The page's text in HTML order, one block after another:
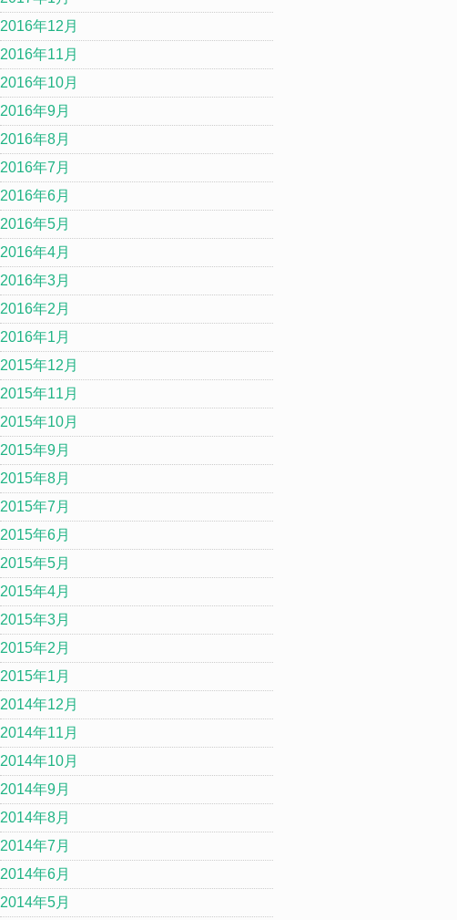
2016年12月
2016年11月
2016年10月
2016年9月
2016年8月
2016年7月
2016年6月
2016年5月
2016年4月
2016年3月
2016年2月
2016年1月
2015年12月
2015年11月
2015年10月
2015年9月
2015年8月
2015年7月
2015年6月
2015年5月
2015年4月
2015年3月
2015年2月
2015年1月
2014年12月
2014年11月
2014年10月
2014年9月
2014年8月
2014年7月
2014年6月
2014年5月